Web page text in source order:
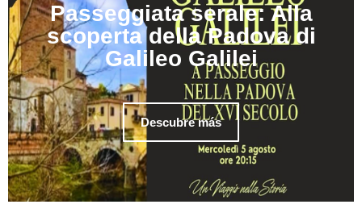
Passeggiata serale: Alla
scoperta della Padova di
Galileo Galilei
Descubre más